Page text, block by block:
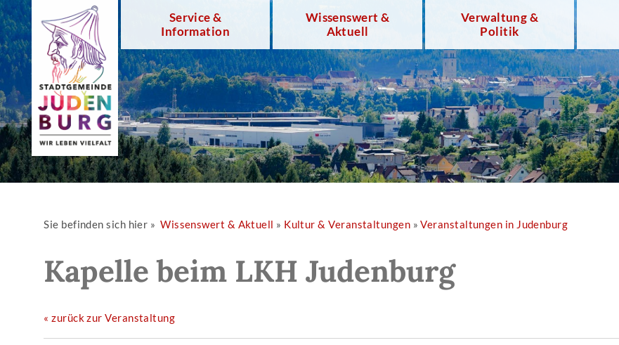
Service &
Information
Wissenswert &
Aktuell
Verwaltung &
Politik
Sie befinden sich hier »Wissenswert & Aktuell » Kultur & Veranstaltungen »Veranstaltungen in Judenburg
Kapelle beim LKH Judenburg
« zurück zur Veranstaltung